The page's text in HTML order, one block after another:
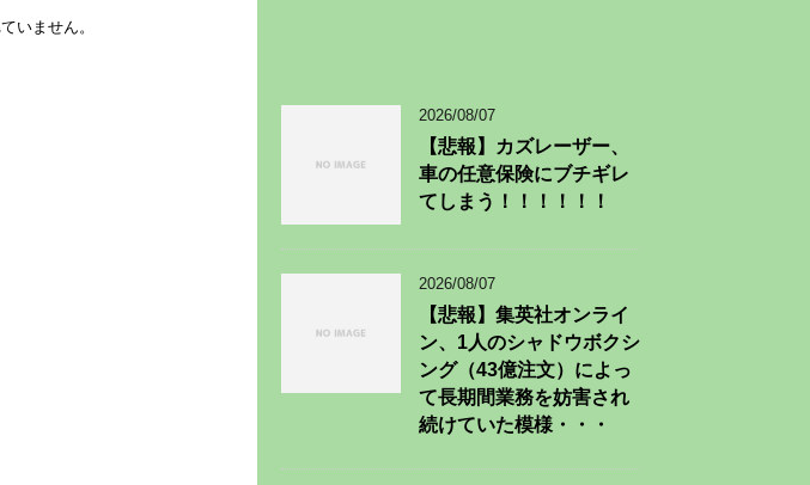
2026/08/07
【悲報】カズレーザー、
車の任意保険にブチギレ
てしまう！！！！！！
2026/08/07
【悲報】集英社オンライ
ン、1人のシャドウボクシ
ング（43億注文）によっ
て長期間業務を妨害され
続けていた模様・・・